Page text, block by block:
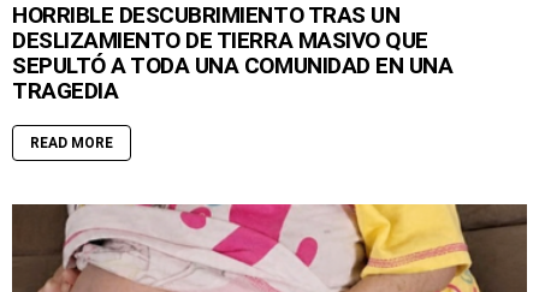
HORRIBLE DESCUBRIMIENTO TRAS UN
DESLIZAMIENTO DE TIERRA MASIVO QUE
SEPULTÓ A TODA UNA COMUNIDAD EN UNA
TRAGEDIA
READ MORE